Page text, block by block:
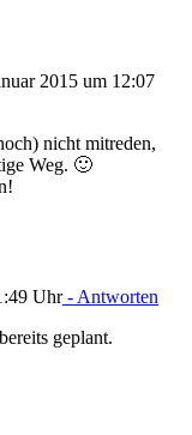
2015 um 12:07
nicht mitreden,
Weg. 🙂
Uhr- Antworten
geplant.